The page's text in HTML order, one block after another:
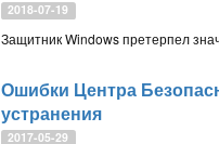
2018-07-19
Ошибки Центра
устранения
2017-05-29